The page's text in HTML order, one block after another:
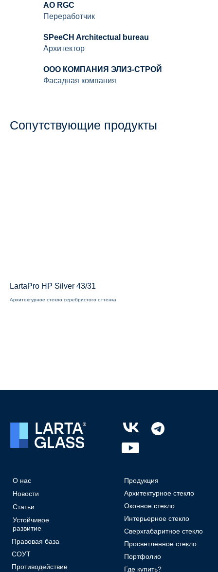
AO RGC
Переработчик
SPeeCH Architectual bureau
Архитектор
ООО КОМПАНИЯ ЭЛИЗ-СТРОЙ
Фасадная компания
Сопутствующие продукты
LartaPro HP Silver 43/31
Архитектурное стекло серебристого оттенка
Техническая
документация
Контакты
Статьи
Где купить?
Устойчивое
развитие
Противодействие
Карьера
Оконное стекло
Интерьерное стекло
Сверхгабаритное стекло
Стандарты сервиса